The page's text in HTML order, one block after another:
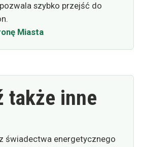
szybko przejść do
Miasta
także inne
świadectwa energetycznego